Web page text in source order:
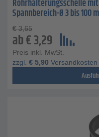
Rohrhalterungsschelle
Spannbereich-Ø 3 bis 100
€ 3,65
ab€3,29
Preis inkl. MwSt.
zzgl. € 5,90 Versandkosten